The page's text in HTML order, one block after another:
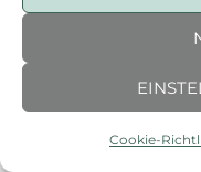
Cookie-